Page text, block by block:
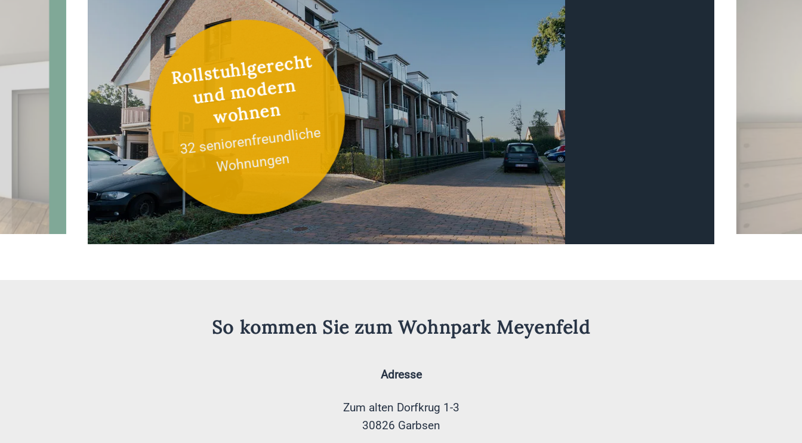
So kommen Sie zum Wohnpark Meyenfeld
Adresse
Zum alten Dorfkrug 1-3
30826 Garbsen